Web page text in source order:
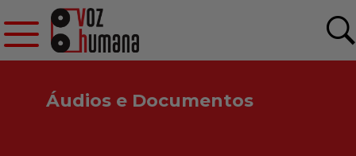
Áudios e Documentos